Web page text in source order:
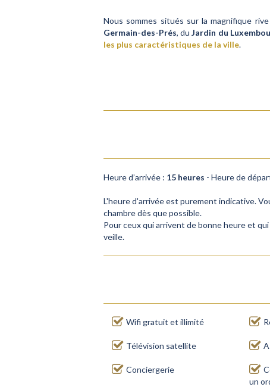
Nous sommes situés sur la magnifique
Germain-des-Prés, duJardin du
les plus caractéristiques de la ville.
Heure d’arrivée : 15 heures - Heure de
L'heure d'arrivée est purement indicative.
chambre dès que possible.
Pour ceux qui arrivent de bonne heure et
veille.
Wifi gratuit et illimité
Télévision satellite
Conciergerie
un